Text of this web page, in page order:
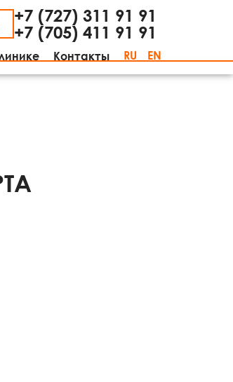
+7 (727) 311 91 91
+7 (705) 411 91 91
Контакты RU EN